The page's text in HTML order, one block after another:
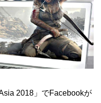
2018」でFacebookが